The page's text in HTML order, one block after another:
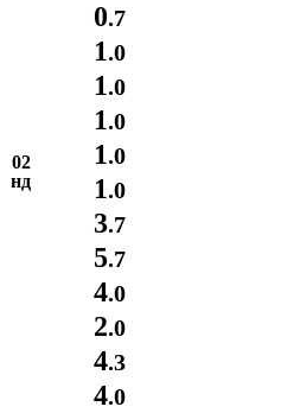
0.7
02
нд
1.0
1.0
1.0
1.0
1.0
3.7
5.7
4.0
2.0
4.3
4.0